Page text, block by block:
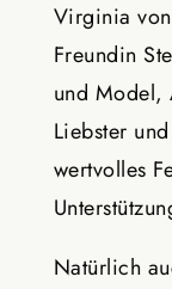
Virginia
Freundin
und Model,
Liebster
wertvolles
Natürlich